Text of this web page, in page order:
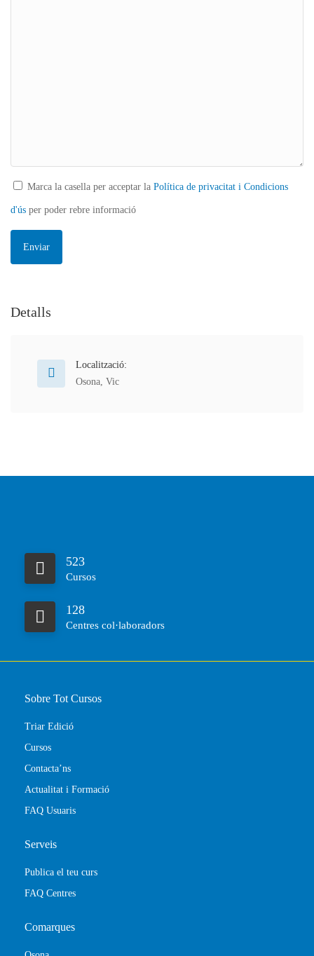
Marca la casella per acceptar la Política de privacitat i Condicions
d'ús per poder rebre informació
Detalls
Localització:
Osona, Vic
523
Cursos
128
Centres col·laboradors
Sobre Tot Cursos
Triar Edició
Cursos
Contacta’ns
Actualitat i Formació
FAQ Usuaris
Serveis
Publica el teu curs
FAQ Centres
Comarques